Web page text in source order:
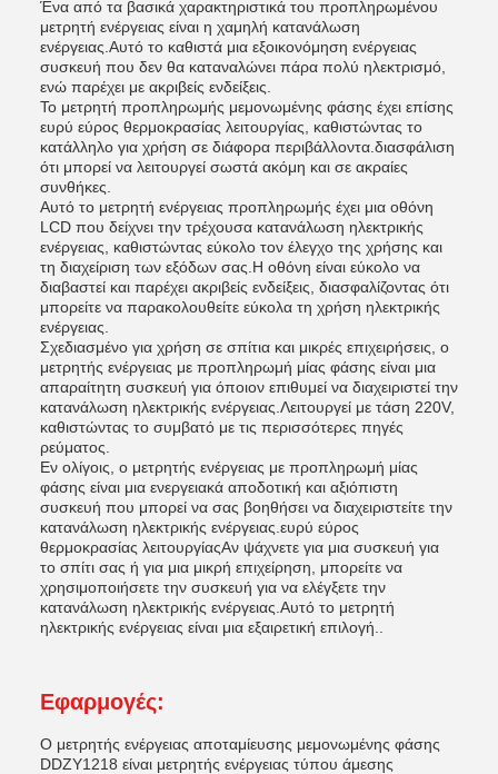
Ένα από τα βασικά χαρακτηριστικά του προπληρωμένου
μετρητή ενέργειας είναι η χαμηλή κατανάλωση
ενέργειας.Αυτό το καθιστά μια εξοικονόμηση ενέργειας
συσκευή που δεν θα καταναλώνει πάρα πολύ ηλεκτρισμό,
ενώ παρέχει με ακριβείς ενδείξεις.
Το μετρητή προπληρωμής μεμονωμένης φάσης έχει επίσης
ευρύ εύρος θερμοκρασίας λειτουργίας, καθιστώντας το
κατάλληλο για χρήση σε διάφορα περιβάλλοντα.διασφάλιση
ότι μπορεί να λειτουργεί σωστά ακόμη και σε ακραίες
συνθήκες.
Αυτό το μετρητή ενέργειας προπληρωμής έχει μια οθόνη
LCD που δείχνει την τρέχουσα κατανάλωση ηλεκτρικής
ενέργειας, καθιστώντας εύκολο τον έλεγχο της χρήσης και
τη διαχείριση των εξόδων σας.Η οθόνη είναι εύκολο να
διαβαστεί και παρέχει ακριβείς ενδείξεις, διασφαλίζοντας ότι
μπορείτε να παρακολουθείτε εύκολα τη χρήση ηλεκτρικής
ενέργειας.
Σχεδιασμένο για χρήση σε σπίτια και μικρές επιχειρήσεις, ο
μετρητής ενέργειας με προπληρωμή μίας φάσης είναι μια
απαραίτητη συσκευή για όποιον επιθυμεί να διαχειριστεί την
κατανάλωση ηλεκτρικής ενέργειας.Λειτουργεί με τάση 220V,
καθιστώντας το συμβατό με τις περισσότερες πηγές
ρεύματος.
Εν ολίγοις, ο μετρητής ενέργειας με προπληρωμή μίας
φάσης είναι μια ενεργειακά αποδοτική και αξιόπιστη
συσκευή που μπορεί να σας βοηθήσει να διαχειριστείτε την
κατανάλωση ηλεκτρικής ενέργειας.ευρύ εύρος
θερμοκρασίας λειτουργίαςΑν ψάχνετε για μια συσκευή για
το σπίτι σας ή για μια μικρή επιχείρηση, μπορείτε να
χρησιμοποιήσετε την συσκευή για να ελέγξετε την
κατανάλωση ηλεκτρικής ενέργειας.Αυτό το μετρητή
ηλεκτρικής ενέργειας είναι μια εξαιρετική επιλογή..
Εφαρμογές:
Ο μετρητής ενέργειας αποταμίευσης μεμονωμένης φάσης
DDZY1218 είναι μετρητής ενέργειας τύπου άμεσης